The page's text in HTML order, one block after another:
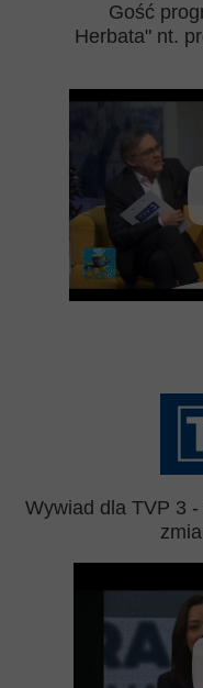
Gość
Herbata" nt.
Wywiad dla TVP 3